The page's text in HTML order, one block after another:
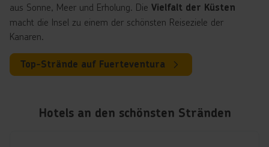
aus Sonne, Meer und Erholung. Die Vielfalt der Küsten
macht die Insel zu einem der schönsten Reiseziele der
Kanaren.
Top-Strände auf Fuerteventura
Hotels an den schönsten Stränden